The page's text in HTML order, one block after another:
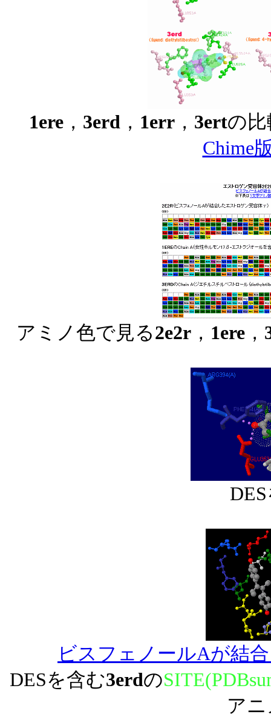
1ere ， 3erd ， 1err ， 3ertの
Chime
アミノ色で見る2e2r ， 1ere ，
ビスフェノールAが結
DESを含む3erdの
ア